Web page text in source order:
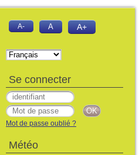
A- A A+
Se connecter
Mot de passe oublié ?
Météo